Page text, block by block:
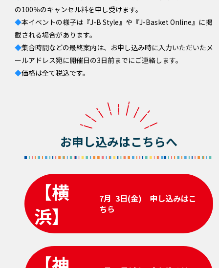
の100％のキャンセル料を申し受けます。
◆本イベントの様子は『J-B Style』や『J-Basket Online』に掲
載される場合があります。
◆集合時間などの最終案内は、お申し込み時に入力いただいたメ
ールアドレス宛に開催日の3日前までにご連絡します。
◆価格は全て税込です。
お申し込みはこちらへ
【横
浜】
7月 3日(金) 申し込みはこ
ちら